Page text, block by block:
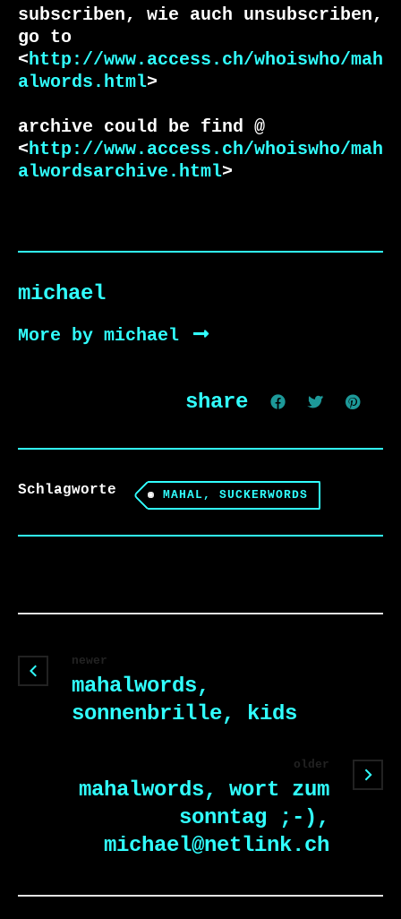
subscriben, wie auch unsubscriben,
go to
<http://www.access.ch/whoiswho/mah
alwords.html>
archive could be find @
<http://www.access.ch/whoiswho/mah
alwordsarchive.html>
michael
More by michael
share
Schlagworte MAHAL, SUCKERWORDS
newer
mahalwords,
sonnenbrille, kids
older
mahalwords, wort zum
sonntag ;-),
michael@netlink.ch